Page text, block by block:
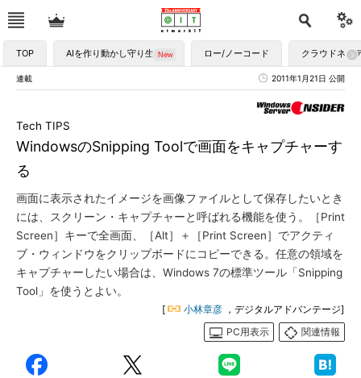
TOP AIを作り動かし守り生かす ロー/ノーコード クラウドネイ
連載 2011年1月21日 公開
WindowsのSnipping Toolで画面をキャプチャーす
る
Tech TIPS
画面に表示されたイメージを画像ファイルとして保存したいとき
には、スクリーン・キャプチャーと呼ばれる機能を使う。［Print
Screen］キーで全画面、［Alt］＋［Print Screen］でアクティ
ブ・ウィンドウをクリップボードにコピーできる。任意の領域を
キャプチャーしたい場合は、Windows 7の標準ツール「Snipping
Tool」を使うとよい。
[ 小林章彦 ，デジタルアドバンテージ]
PC用表示
関連情報